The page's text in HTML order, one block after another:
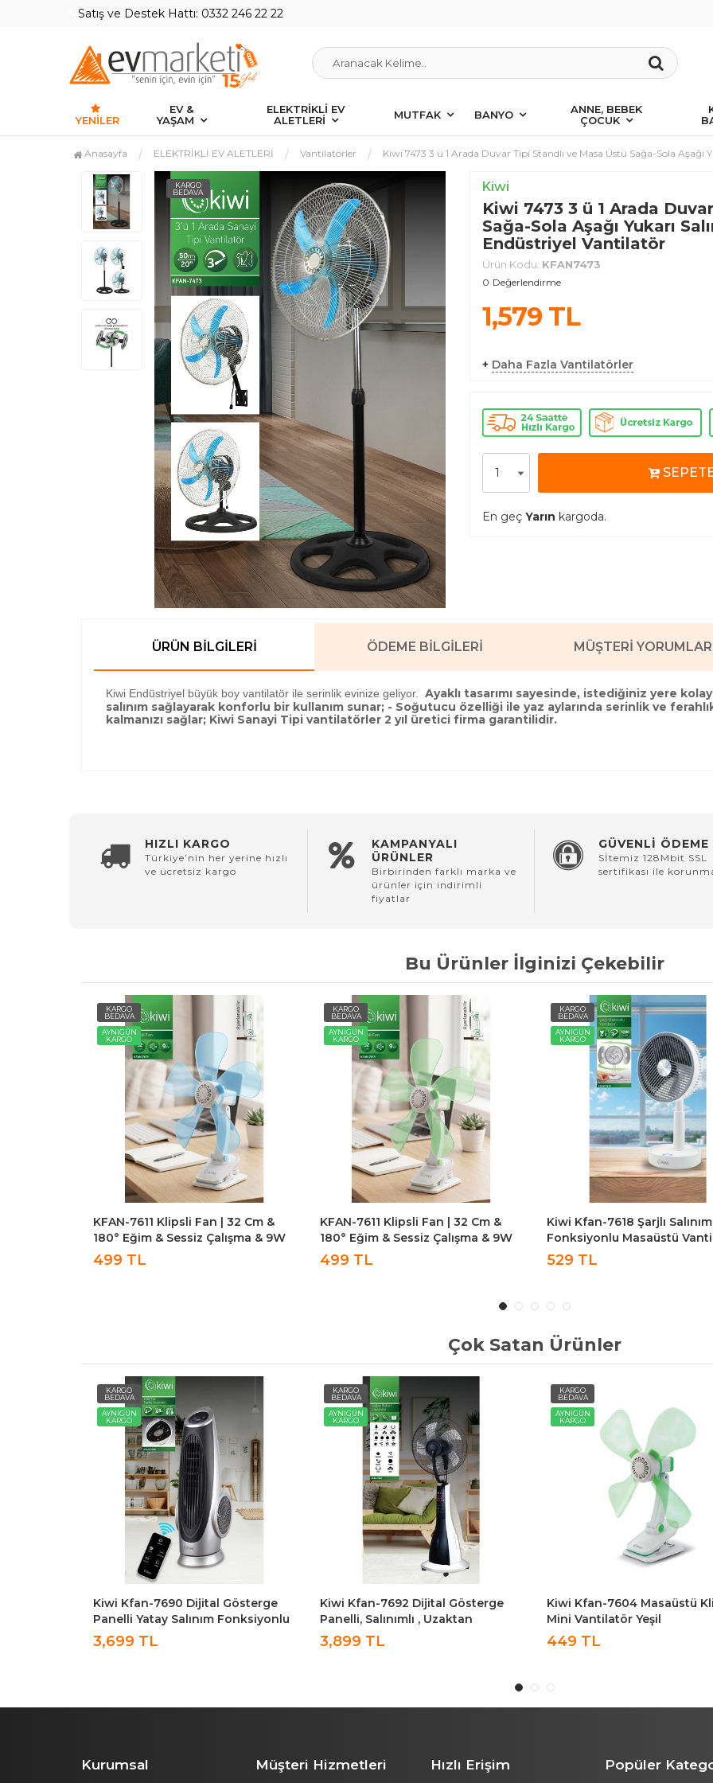
Satış ve Destek Hattı: 0332 246 22 22
YENILER
EV &
YAŞAM
ELEKTRİKLİ EV
ALETLERİ
MUTFAK BANYO
ANNE, BEBEK
ÇOCUK
Anasayfa ELEKTRİKLİ EV ALETLERİ Vantilatörler Kiwi 7473 3 ü 1 Arada Duvar Tipi Standlı ve Masa Üstü Sağa-Sola Aşağı
KARGO
BEDAVA
Kiwi
Kiwi 7473 3 ü 1 Arada
Sağa-Sola Aşağı Yukarı
Endüstriyel Vantilatör
Ürün Kodu: KFAN7473
0 Değerlendirme
1,579TL
+ Daha Fazla Vantilatörler
En geç Yarın kargoda.
ÜRÜN BILGILERI ÖDEME BILGILERI MÜŞTERI YORUMLARI
Kiwi Endüstriyel büyük boy vantilatör ile serinlik evinize geliyor. Ayaklı tasarımı sayesinde, istediğiniz yere
salınım sağlayarak konforlu bir kullanım sunar; - Soğutucu özelliği ile yaz aylarında serinlik ve
kalmanızı sağlar; Kiwi Sanayi Tipi vantilatörler 2 yıl üretici firma garantilidir.
HIZLI KARGO
Türkiye’nin her yerine hızlı
ve ücretsiz kargo
KAMPANYALI
ÜRÜNLER
Birbirinden farklı marka ve
ürünler için indirimli
fiyatlar
GÜVENLİ ÖDEME
Sİtemiz 128Mbit SSL
sertifikası ile
Bu Ürünler İlginizi Çekebilir
KARGO
BEDAVA
AYNIGÜN
KARGO
KFAN-7611 Klipsli Fan | 32 Cm &
180° Eğim & Sessiz Çalışma & 9W
499 TL
KARGO
BEDAVA
AYNIGÜN
KARGO
KFAN-7611 Klipsli Fan | 32 Cm &
180° Eğim & Sessiz Çalışma & 9W
499 TL
KARGO
BEDAVA
AYNIGÜN
KARGO
Kiwi Kfan-7618 Şarjlı Salınım
Fonksiyonlu Masaüstü
529 TL
Çok Satan Ürünler
KARGO
BEDAVA
AYNIGÜN
KARGO
Kiwi Kfan-7690 Dijital Gösterge
Panelli Yatay Salınım Fonksiyonlu
Kule Tipi Turbo Vantilatör
3,699 TL
KARGO
BEDAVA
AYNIGÜN
KARGO
Kiwi Kfan-7692 Dijital Gösterge
Panelli, Salınımlı , Uzaktan
Kumandalı, Soğuk Buharlı Stand
Vantilatör
3,899 TL
KARGO
BEDAVA
AYNIGÜN
KARGO
Kiwi Kfan-7604 Masaüstü
Mini Vantilatör Yeşil
449 TL
Kurumsal Müşteri Hizmetleri Hızlı Erişim Popüler